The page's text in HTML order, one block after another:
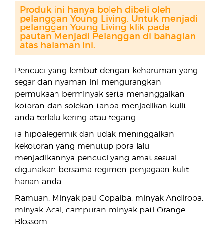
Pencuci yang lembut dengan keharuman yang
segar dan nyaman ini mengurangkan
permukaan berminyak serta menanggalkan
kotoran dan solekan tanpa menjadikan kulit
anda terlalu kering atau tegang.
Ia hipoalegernik dan tidak meninggalkan
kekotoran yang menutup pora lalu
menjadikannya pencuci yang amat sesuai
digunakan bersama regimen penjagaan kulit
harian anda.
Ramuan: Minyak pati Copaiba, minyak Andiroba,
minyak Acai, campuran minyak pati Orange
Blossom
Produk ini hanya boleh dibeli oleh
pelanggan Young Living. Untuk menjadi
pelanggan Young Living klik pada
pautan Menjadi Pelanggan di bahagian
atas halaman ini.